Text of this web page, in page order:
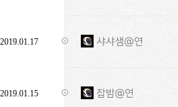
2019.01.17 샤샤샘@연
2019.01.15 잡밤@연